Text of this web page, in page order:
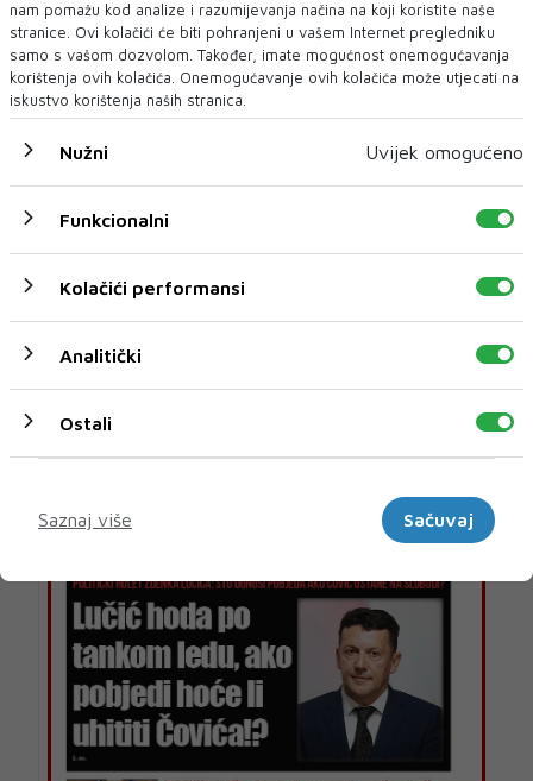
nam pomažu kod analize i razumijevanja načina na koji koristite naše
stranice. Ovi kolačići će biti pohranjeni u vašem Internet pregledniku
samo s vašom dozvolom. Također, imate mogućnost onemogućavanja
korištenja ovih kolačića. Onemogućavanje ovih kolačića može utjecati na
iskustvo korištenja naših stranica.
Nužni Uvijek omogućeno
Funkcionalni
Kolačići performansi
Analitički
Ostali
Saznaj više
Sačuvaj